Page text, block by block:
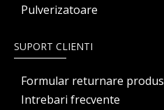
Pulverizatoare
SUPORT CLIENTI
Formular returnare produs
Intrebari frecvente